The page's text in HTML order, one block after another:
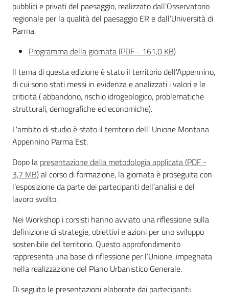
Seguici
su
Territorio
Argomenti
Novità
Servizi
Leggi Atti Bandi
pubblici e privati del paesaggio, realizzato dall’Osservatorio
regionale per la qualità del paesaggio ER e dall’Università di
Parma.
Programma della giornata(PDF - 161,0 KB)
Il tema di questa edizione è stato il territorio dell'Appennino,
di cui sono stati messi in evidenza e analizzati i valori e le
criticità ( abbandono, rischio idrogeologico, problematiche
strutturali, demografiche ed economiche).
L'ambito di studio è stato il territorio dell' Unione Montana
Appennino Parma Est.
Dopo la presentazione della metodologia applicata(PDF -
3,7 MB)al corso di formazione, la giornata è proseguita con
l’esposizione da parte dei partecipanti dell’analisi e del
lavoro svolto.
Nei Workshop i corsisti hanno avviato una riflessione sulla
definizione di strategie, obiettivi e azioni per uno sviluppo
sostenibile del territorio. Questo approfondimento
rappresenta una base di riflessione per l’Unione, impegnata
nella realizzazione del Piano Urbanistico Generale.
Di seguito le presentazioni elaborate dai partecipanti: